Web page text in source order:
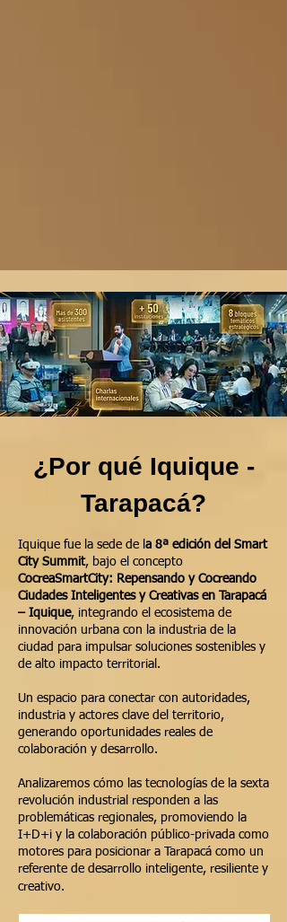
¿Por qué Iquique -
Tarapacá?
Iquique fue la sede de l a 8ª edición del Smart
City Summit, bajo el concepto
CocreaSmartCity: Repensando y Cocreando
Ciudades Inteligentes y Creativas en Tarapacá
– Iquique, integrando el ecosistema de
innovación urbana con la industria de la
ciudad para impulsar soluciones sostenibles y
de alto impacto territorial.
Un espacio para conectar con autoridades,
industria y actores clave del territorio,
generando oportunidades reales de
colaboración y desarrollo.
Analizaremos cómo las tecnologías de la sexta
revolución industrial responden a las
problemáticas regionales, promoviendo la
I+D+i y la colaboración público-privada como
motores para posicionar a Tarapacá como un
referente de desarrollo inteligente, resiliente y
creativo.